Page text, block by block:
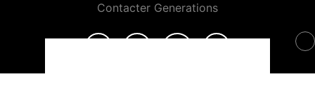
Contacter Generations